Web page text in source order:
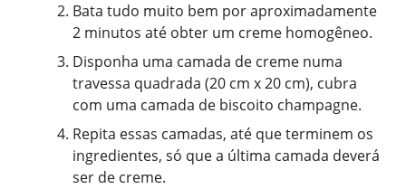
Bata tudo muito bem por aproximadamente
2 minutos até obter um creme homogêneo.
Disponha uma camada de creme numa
travessa quadrada (20 cm x 20 cm), cubra
com uma camada de biscoito champagne.
Repita essas camadas, até que terminem os
ingredientes, só que a última camada deverá
ser de creme.